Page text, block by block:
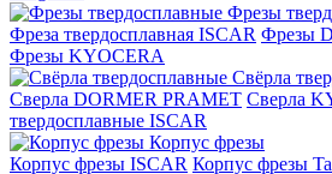
Фрезы
Фреза твердосплавная ISCAR Фрезы
Фрезы KYOCERA
Свёрла
Сверла DORMER PRAMET Сверла
твердосплавные ISCAR
Корпус фрезы
Корпус фрезы ISCAR Корпус фрезы